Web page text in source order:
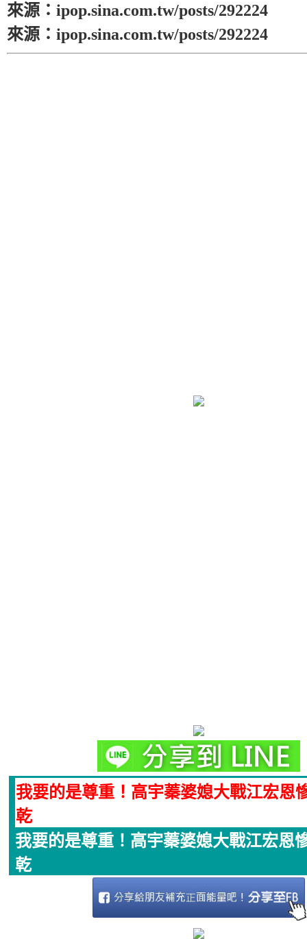
來源：ipop.sina.com.tw/posts/292224
來源：ipop.sina.com.tw/posts/292224
我要的是尊重！高宇蓁婆媳大戰江宏恩
乾
我要的是尊重！高宇蓁婆媳大戰江宏恩
乾